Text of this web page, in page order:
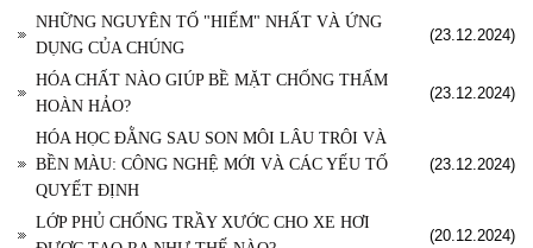
NHỮNG NGUYÊN TỐ "HIẾM" NHẤT VÀ ỨNG
DỤNG CỦA CHÚNG
(23.12.2024)
HÓA CHẤT NÀO GIÚP BỀ MẶT CHỐNG THẤM
HOÀN HẢO?
(23.12.2024)
HÓA HỌC ĐẰNG SAU SON MÔI LÂU TRÔI VÀ
BỀN MÀU: CÔNG NGHỆ MỚI VÀ CÁC YẾU TỐ
QUYẾT ĐỊNH
(23.12.2024)
LỚP PHỦ CHỐNG TRẦY XƯỚC CHO XE HƠI
(20.12.2024)